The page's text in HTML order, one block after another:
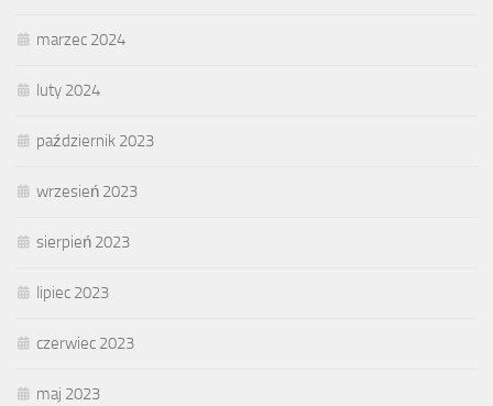
marzec 2024
luty 2024
październik 2023
wrzesień 2023
sierpień 2023
lipiec 2023
czerwiec 2023
maj 2023